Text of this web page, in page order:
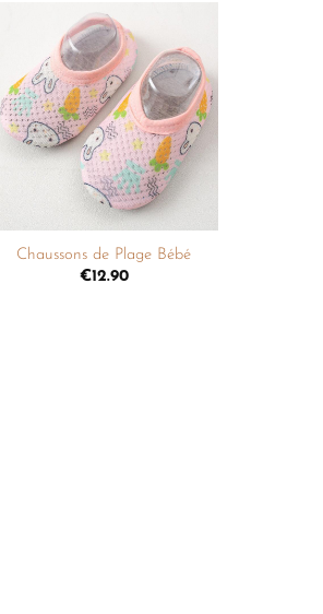
Ajouter
à la
liste de
souhaits
Chaussons de Plage Bébé
€12.90